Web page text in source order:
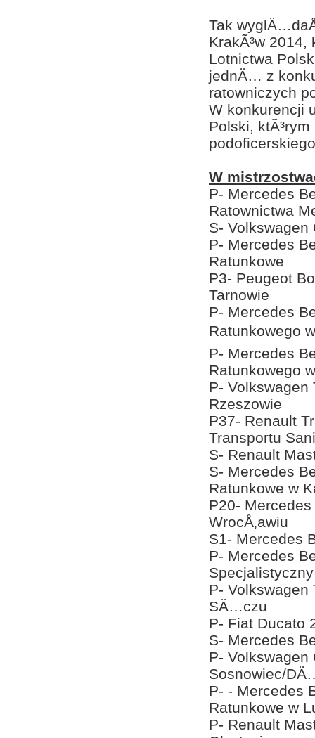
Tak
KrakÃ³w
Lotnictwa
jednÄ… z
ratowniczych
W konkurencji
Polski,
W
P- Mercedes
Ratownictwa
S- Volkswagen
P- Mercedes
Ratunkowe
P3- Peugeot
Tarnowie
P- Mercedes
Ratunkowego
P- Mercedes
Ratunkowego
P- Volkswagen
Rzeszowie
P37- Renault
Transportu
S- Renault
S- Mercedes
Ratunkowe w
P20-
WrocÅ‚awiu
S1- Mercedes
P- Mercedes
P-
SÄ…czu
P- Fiat Ducato
S- Mercedes
P- Volkswagen
Sosnowiec/
P- - Mercedes
Ratunkowe w
P- Renault